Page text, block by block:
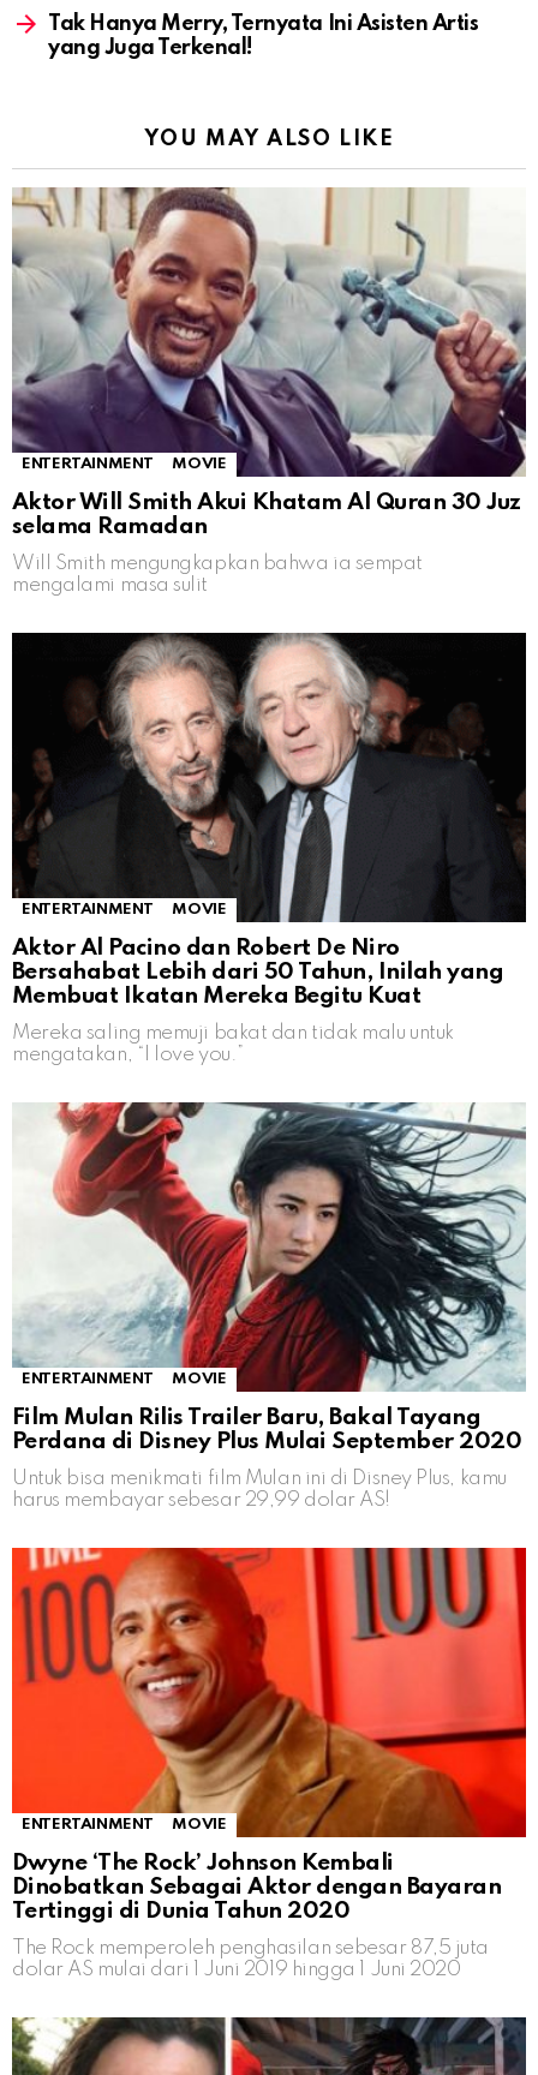
Tak Hanya Merry, Ternyata Ini Asisten Artis
yang Juga Terkenal!
YOU MAY ALSO LIKE
ENTERTAINMENT MOVIE
Aktor Will Smith Akui Khatam Al Quran 30 Juz
selama Ramadan
Will Smith mengungkapkan bahwa ia sempat
mengalami masa sulit
ENTERTAINMENT MOVIE
Aktor Al Pacino dan Robert De Niro
Bersahabat Lebih dari 50 Tahun, Inilah yang
Membuat Ikatan Mereka Begitu Kuat
Mereka saling memuji bakat dan tidak malu untuk
mengatakan, “I love you.”
ENTERTAINMENT MOVIE
Film Mulan Rilis Trailer Baru, Bakal Tayang
Perdana di Disney Plus Mulai September 2020
Untuk bisa menikmati film Mulan ini di Disney Plus, kamu
harus membayar sebesar 29,99 dolar AS!
ENTERTAINMENT MOVIE
Dwyne ‘The Rock’ Johnson Kembali
Dinobatkan Sebagai Aktor dengan Bayaran
Tertinggi di Dunia Tahun 2020
The Rock memperoleh penghasilan sebesar 87,5 juta
dolar AS mulai dari 1 Juni 2019 hingga 1 Juni 2020